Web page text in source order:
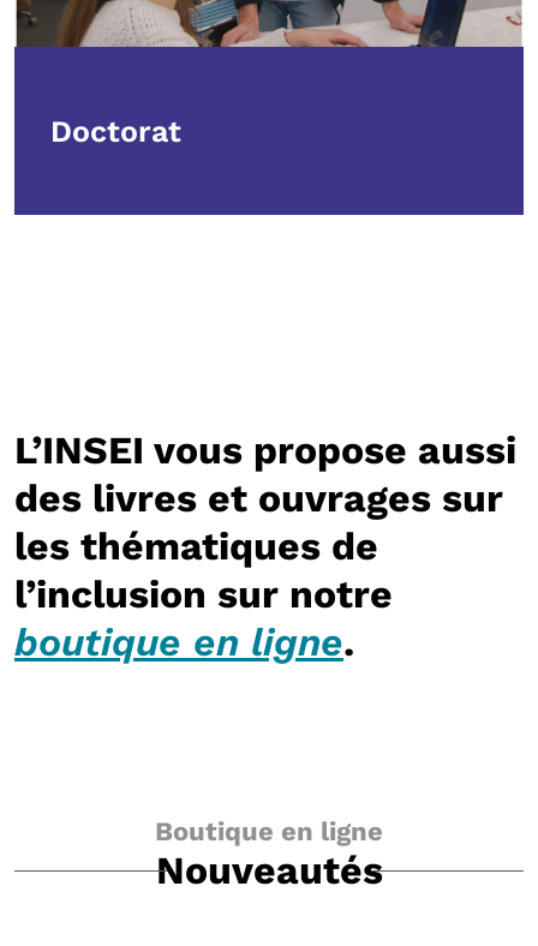
Doctorat
L’INSEI vous propose aussi
des livres et ouvrages sur
les thématiques de
l’inclusion sur notre
boutique en ligne.
Boutique en ligne
Nouveautés